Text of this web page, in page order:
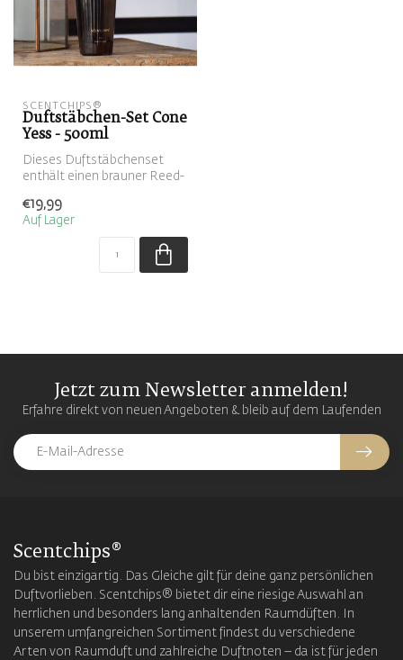
SCENTCHIPS®
Duftstäbchen-Set Cone
Yess - 500ml
Dieses Duftstäbchenset
enthält einen brauner Reed-
Duft...
€19,99
Auf Lager
Jetzt zum Newsletter anmelden!
Erfahre direkt von neuen Angeboten & bleib auf dem Laufenden
Scentchips®
Du bist einzigartig. Das Gleiche gilt für deine ganz persönlichen
Duftvorlieben. Scentchips® bietet dir eine riesige Auswahl an
herrlichen und besonders lang anhaltenden Raumdüften. In
unserem umfangreichen Sortiment findest du verschiedene
Arten von Raumduft und zahlreiche Duftnoten – da ist für jeden